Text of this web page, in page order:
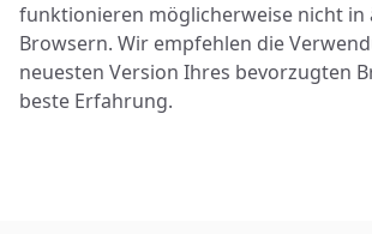
funktionieren möglicherweise nicht in
Browsern. Wir empfehlen die
neuesten Version Ihres bevorzugten
beste Erfahrung.